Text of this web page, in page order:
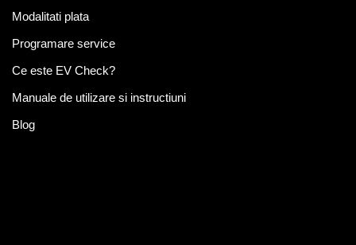
Modalitati plata
Programare service
Ce este EV Check?
Manuale de utilizare si instructiuni
Blog